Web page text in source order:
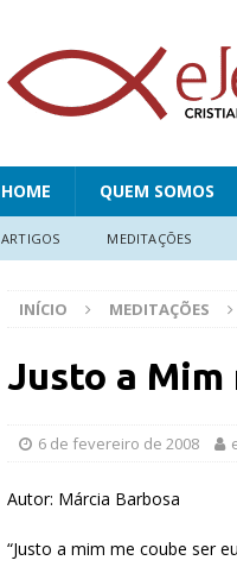
HOME QUEM SOMOS
ARTIGOS MEDITAÇÕES
INÍCIO MEDITAÇÕES
Justo a Mim
6 de fevereiro de 2008
Autor: Márcia Barbosa
“Justo a mim me coube ser